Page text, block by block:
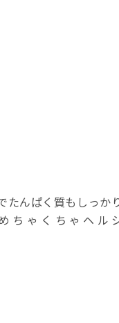
んぱく質もしっ
ゃくちゃヘル